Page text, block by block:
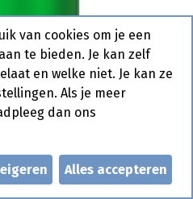
Blik 24 x 33 cl
van cookies om je een
te bieden. Je kan zelf
en welke niet. Je kan ze
Als je meer
dan ons
Alles accepteren